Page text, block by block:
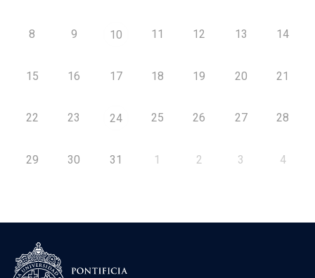
8 9 10 11 12 13 14
15 16 17 18 19 20 21
22 23 24 25 26 27 28
29 30 31 1 2 3 4